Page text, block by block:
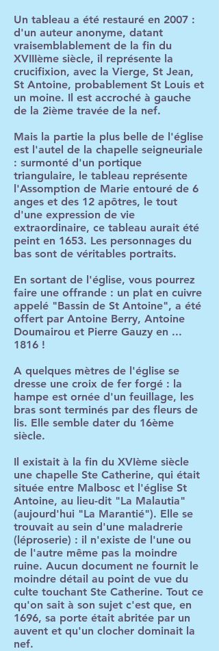
Un tableau a été restauré en 2007 :
d'un auteur anonyme, datant
vraisemblablement de la fin du
XVIIIème siècle, il représente la
crucifixion, avec la Vierge, St Jean,
St Antoine, probablement St Louis et
un moine. Il est accroché à gauche
de la 2ième travée de la nef.
Mais la partie la plus belle de l'église
est l'autel de la chapelle seigneuriale
: surmonté d'un portique
triangulaire, le tableau représente
l'Assomption de Marie entouré de 6
anges et des 12 apôtres, le tout
d'une expression de vie
extraordinaire, ce tableau aurait été
peint en 1653. Les personnages du
bas sont de véritables portraits.
En sortant de l'église, vous pourrez
faire une offrande : un plat en cuivre
appelé "Bassin de St Antoine", a été
offert par Antoine Berry, Antoine
Doumairou et Pierre Gauzy en ...
1816 !
A quelques mètres de l'église se
dresse une croix de fer forgé : la
hampe est ornée d'un feuillage, les
bras sont terminés par des fleurs de
lis. Elle semble dater du 16ème
siècle.
Il existait à la fin du XVIème siècle
une chapelle Ste Catherine, qui était
située entre Malbosc et l'église St
Antoine, au lieu-dit "La Malautia"
(aujourd'hui "La Marantié"). Elle se
trouvait au sein d'une maladrerie
(léproserie) : il n'existe de l'une ou
de l'autre même pas la moindre
ruine. Aucun document ne fournit le
moindre détail au point de vue du
culte touchant Ste Catherine. Tout ce
qu'on sait à son sujet c'est que, en
1696, sa porte était abritée par un
auvent et qu'un clocher dominait la
nef.